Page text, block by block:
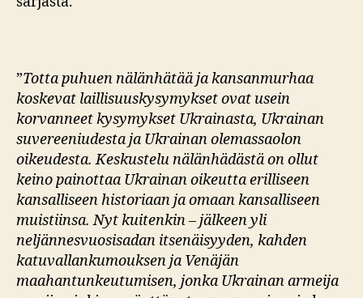
”Totta puhuen nälänhätää ja kansanmurhaa
koskevat laillisuuskysymykset ovat usein
korvanneet kysymykset Ukrainasta, Ukrainan
suvereeniudesta ja Ukrainan olemassaolon
oikeudesta. Keskustelu nälänhädästä on ollut
keino painottaa Ukrainan oikeutta erilliseen
kansalliseen historiaan ja omaan kansalliseen
muistiinsa. Nyt kuitenkin – jälkeen yli
neljännesvuosisadan itsenäisyyden, kahden
katuvallankumouksen ja Venäjän
maahantunkeutumisen, jonka Ukrainan armeija